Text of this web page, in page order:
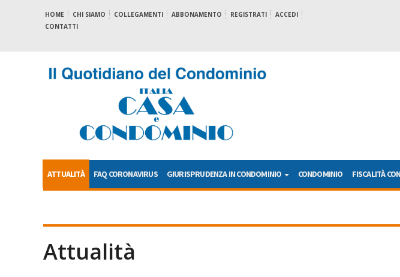
HOME CHI SIAMO COLLEGAMENTI ABBONAMENTO REGISTRATI
ACCEDI
CONTATTI
ATTUALITÀ FAQ CORONAVIRUS GIURISPRUDENZA IN CONDOMINIO CONDOMINIO FISCALITÀ
Attualità